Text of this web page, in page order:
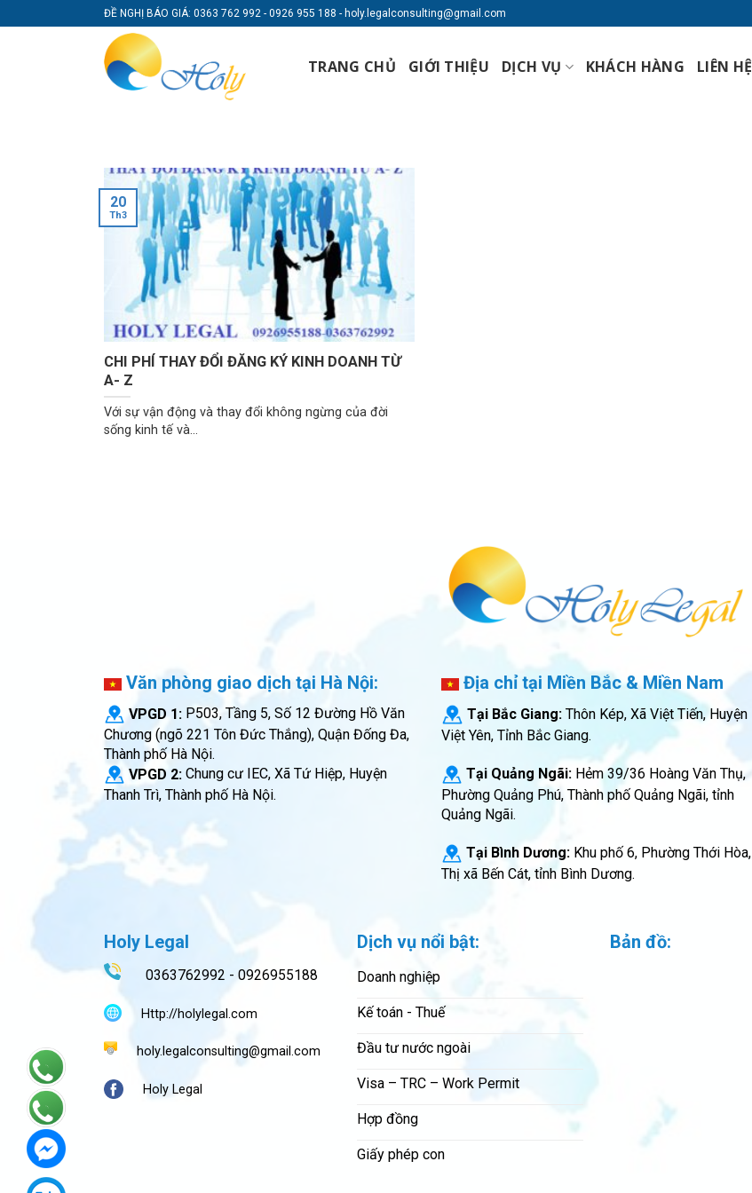
to
ĐỀ NGHỊ BÁO GIÁ: 0363 762 992 - 0926 955 188 - holy.legalconsulting@gmail.com
TRANG CHỦ GIỚI THIỆU DỊCH VỤ KHÁCH HÀNG LIÊN HỆ
CHI PHÍ THAY ĐỔI ĐĂNG KÝ KINH DOANH TỪ
A- Z
Với sự vận động và thay đổi không ngừng của đời
sống kinh tế và...
20
Th3
Văn phòng giao dịch tại Hà Nội:
VPGD 1: P503, Tầng 5, Số 12 Đường Hồ Văn
Chương (ngõ 221 Tôn Đức Thắng), Quận Đống Đa,
Thành phố Hà Nội.
VPGD 2: Chung cư IEC, Xã Tứ Hiệp, Huyện
Thanh Trì, Thành phố Hà Nội.
Địa chỉ tại Miền Bắc & Miền Nam
Tại Bắc Giang: Thôn Kép, Xã Việt Tiến, Huyện
Việt Yên, Tỉnh Bắc Giang.
Tại Quảng Ngãi: Hẻm 39/36 Hoàng Văn Thụ,
Phường Quảng Phú, Thành phố Quảng Ngãi, tỉnh
Quảng Ngãi.
Tại Bình Dương: Khu phố 6, Phường Thới Hòa,
Thị xã Bến Cát, tỉnh Bình Dương.
Holy Legal
0363762992 - 0926955188
Http://holylegal.com
holy.legalconsulting@gmail.com
Holy Legal
Dịch vụ nổi bật:
Doanh nghiệp
Kế toán - Thuế
Đầu tư nước ngoài
Visa – TRC – Work Permit
Hợp đồng
Giấy phép con
Bản đồ: